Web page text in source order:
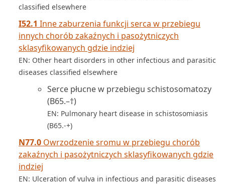
classified elsewhere
I52.1 Inne zaburzenia funkcji serca w przebiegu
innych chorób zakaźnych i pasożytniczych
sklasyfikowanych gdzie indziej
EN: Other heart disorders in other infectious and parasitic
diseases classified elsewhere
Serce płucne w przebiegu schistosomatozy
(B65.–†)
EN: Pulmonary heart disease in schistosomiasis
(B65.-+)
N77.0 Owrzodzenie sromu w przebiegu chorób
zakaźnych i pasożytniczych sklasyfikowanych gdzie
indziej
EN: Ulceration of vulva in infectious and parasitic diseases